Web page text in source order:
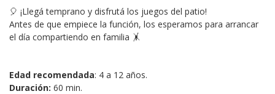
🎈 ¡Llegá temprano y disfrutá los juegos del patio!
Antes de que empiece la función, los esperamos para arrancar
el día compartiendo en familia 🤸
Edad recomendada: 4 a 12 años.
Duración: 60 min.